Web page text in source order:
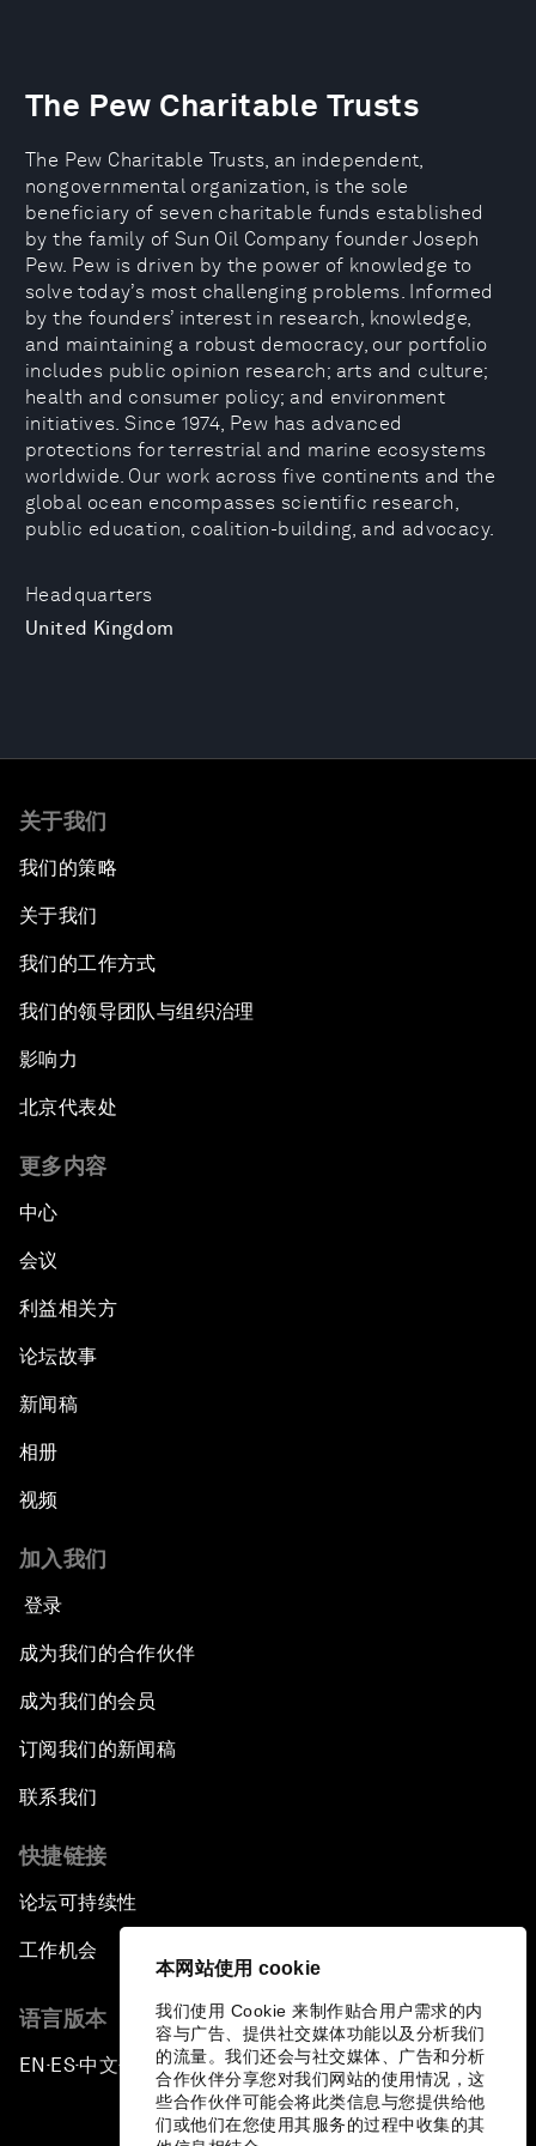
本网站使用 cookie
我们使用 Cookie 来制作贴合用户需求的内
容与广告、提供社交媒体功能以及分析我们
的流量。我们还会与社交媒体、广告和分析
合作伙伴分享您对我们网站的使用情况，这
些合作伙伴可能会将此类信息与您提供给他
们或他们在您使用其服务的过程中收集的其
Headquarters
United Kingdom
The Pew Charitable Trusts
The Pew Charitable Trusts, an independent,
nongovernmental organization, is the sole
beneficiary of seven charitable funds established
by the family of Sun Oil Company founder Joseph
Pew. Pew is driven by the power of knowledge to
solve today’s most challenging problems. Informed
by the founders’ interest in research, knowledge,
and maintaining a robust democracy, our portfolio
includes public opinion research; arts and culture;
health and consumer policy; and environment
initiatives. Since 1974, Pew has advanced
protections for terrestrial and marine ecosystems
worldwide. Our work across five continents and the
global ocean encompasses scientific research,
public education, coalition-building, and advocacy.
关于我们
我们的策略
关于我们
我们的工作方式
我们的领导团队与组织治理
影响力
北京代表处
更多内容
中心
会议
利益相关方
论坛故事
新闻稿
相册
视频
加入我们
登录
成为我们的合作伙伴
成为我们的会员
订阅我们的新闻稿
联系我们
快捷链接
论坛可持续性
工作机会
语言版本
EN ▪ES▪中文▪ 日本語